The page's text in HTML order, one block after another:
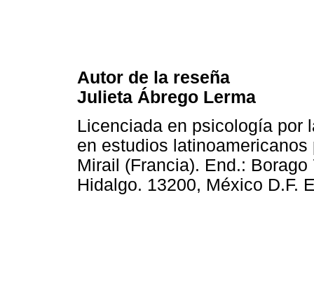
Autor de la reseña
Julieta Ábrego Lerma
Licenciada en psicología por
en estudios
Mirail (Francia). End.:
Hidalgo. 13200, México D.F.